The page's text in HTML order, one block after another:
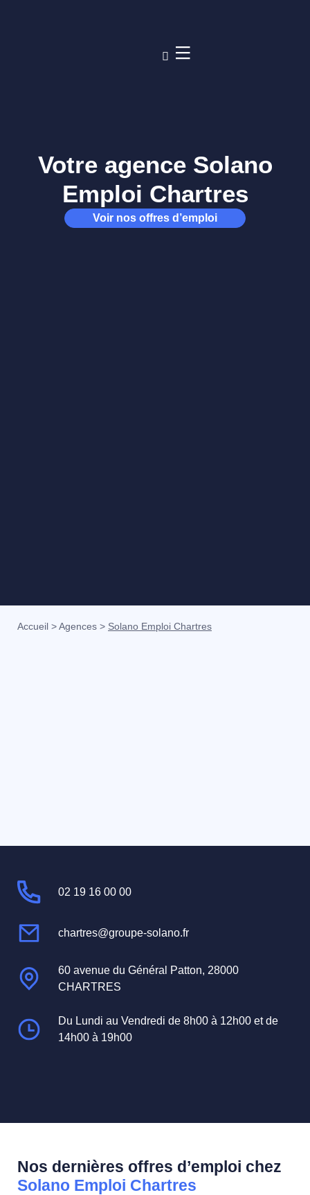
Votre agence Solano
Emploi Chartres
Voir nos offres d’emploi
02 19 16 00 00
chartres@groupe-solano.fr
60 avenue du Général Patton, 28000
CHARTRES
Du Lundi au Vendredi de 8h00 à 12h00 et de
14h00 à 19h00
Accueil >Agences > Solano Emploi Chartres
Nos dernières offres d’emploi chez
Solano Emploi Chartres